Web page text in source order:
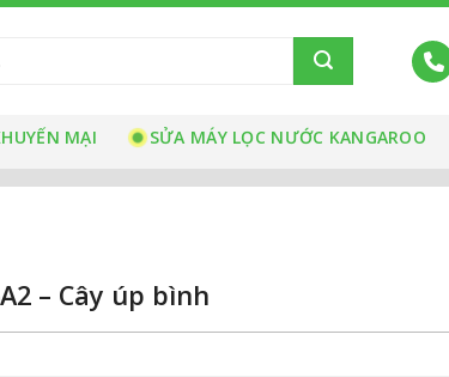
MẠI SỬA MÁY LỌC NƯỚC KANGAROO
– Cây úp bình